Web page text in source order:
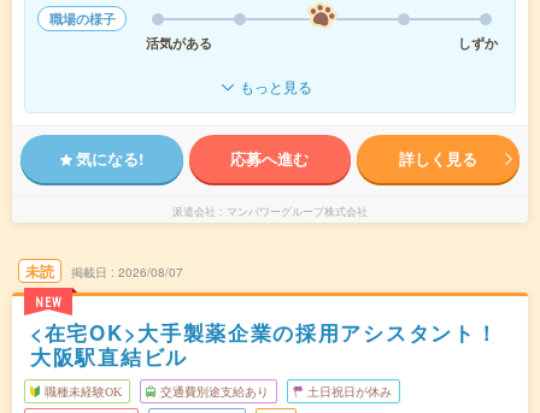
職場の様子
活気がある
しずか
もっと見る
気になる! 応募へ進む 詳しく見る
派遣会社 マンパワーグループ株式会社
未読
NEW
掲載日 2026/08/07
<在宅OK>大手製薬企業の採用アシスタント！
大阪駅直結ビル
職種未経験OK 交通費別途支給あり 土日祝日が休み